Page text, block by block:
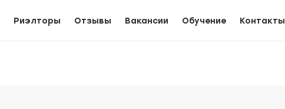
Риэлторы Отзывы Вакансии Обучение Контакты